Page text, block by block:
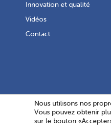
Innovation et qualité
Vidéos
Contact
Nous utilisons nos
Vous pouvez obtenir
sur le bouton